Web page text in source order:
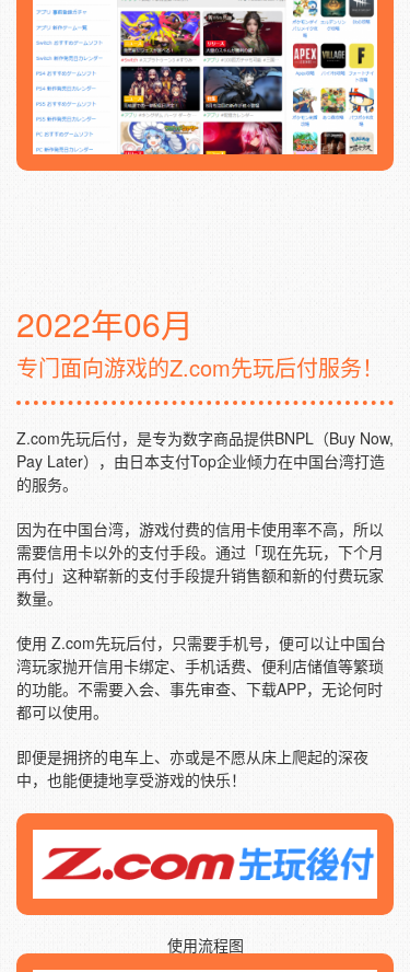
2022年06月
专门面向游戏的Z.com先玩后付服务！
Z.com先玩后付，是专为数字商品提供BNPL（Buy Now,
Pay Later），由日本支付Top企业倾力在中国台湾打造
的服务。
因为在中国台湾，游戏付费的信用卡使用率不高，所以
需要信用卡以外的支付手段。通过「现在先玩，下个月
再付」这种崭新的支付手段提升销售额和新的付费玩家
数量。
使用 Z.com先玩后付，只需要手机号，便可以让中国台
湾玩家抛开信用卡绑定、手机话费、便利店储值等繁琐
的功能。不需要入会、事先审查、下载APP，无论何时
都可以使用。
即便是拥挤的电车上、亦或是不愿从床上爬起的深夜
中，也能便捷地享受游戏的快乐！
使用流程图